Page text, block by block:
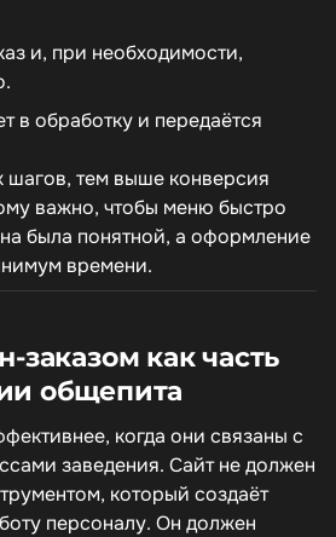
и, при необходимости,
в обработку и передаётся
тем выше конверсия
важно, чтобы меню быстро
была понятной, а оформление
времени.
заказом как часть
общепита
когда они связаны с
заведения. Сайт не должен
который создаёт
персоналу. Он должен